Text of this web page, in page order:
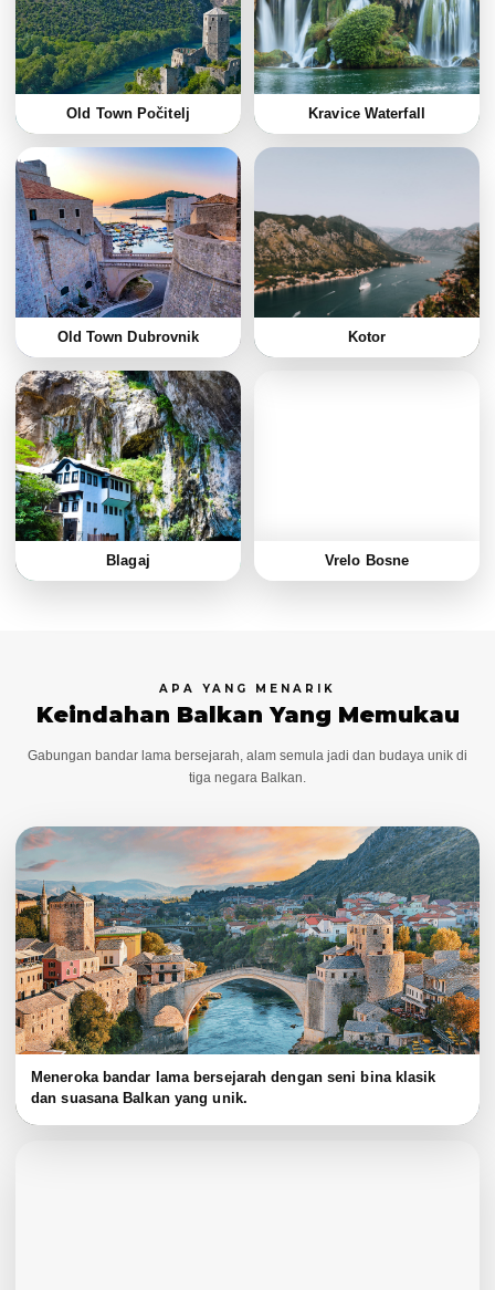
Old Town Počitelj Kravice Waterfall
Old Town Dubrovnik Kotor
Blagaj Vrelo Bosne
APA YANG MENARIK
Keindahan Balkan Yang Memukau
Gabungan bandar lama bersejarah, alam semula jadi dan budaya unik di
tiga negara Balkan.
Meneroka bandar lama bersejarah dengan seni bina klasik
dan suasana Balkan yang unik.